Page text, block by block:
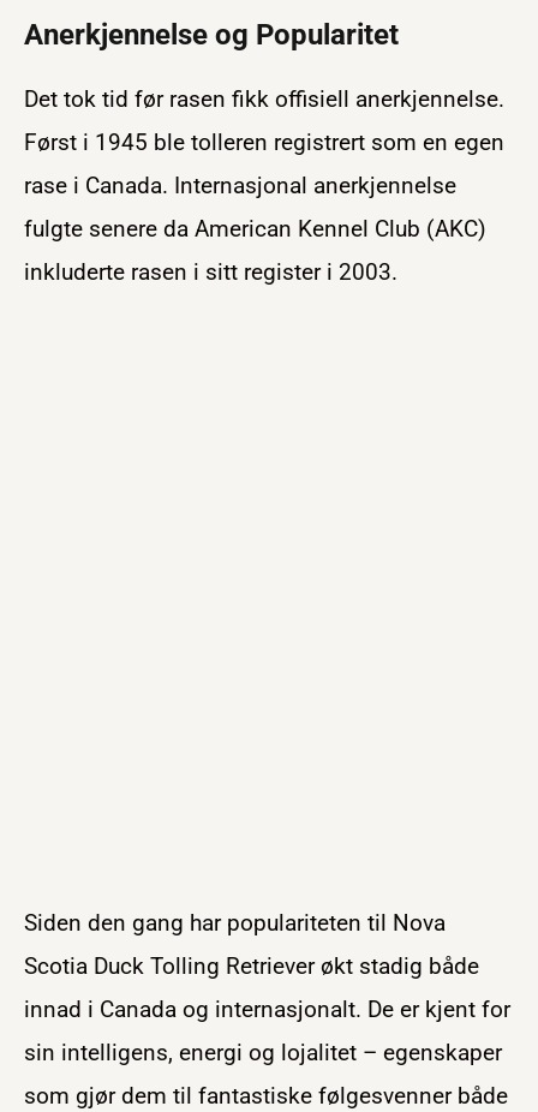
Anerkjennelse og Popularitet
Det tok tid før rasen fikk offisiell anerkjennelse.
Først i 1945 ble tolleren registrert som en egen
rase i Canada. Internasjonal anerkjennelse
fulgte senere da American Kennel Club (AKC)
inkluderte rasen i sitt register i 2003.
Siden den gang har populariteten til Nova
Scotia Duck Tolling Retriever økt stadig både
innad i Canada og internasjonalt. De er kjent for
sin intelligens, energi og lojalitet – egenskaper
som gjør dem til fantastiske følgesvenner både